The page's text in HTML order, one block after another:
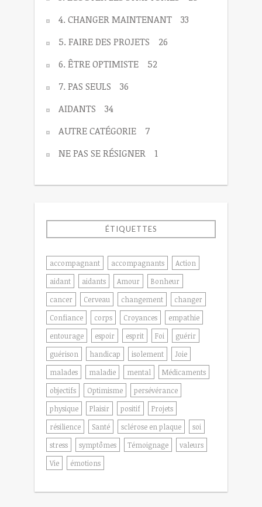
4. CHANGER MAINTENANT
33
5. FAIRE DES PROJETS
26
6. ÊTRE OPTIMISTE
52
7. PAS SEULS
36
AIDANTS
34
AUTRE CATÉGORIE
7
NE PAS SE RÉSIGNER
1
ÉTIQUETTES
accompagnant accompagnants
Action
aidant
aidants Amour
Bonheur
cancer
Cerveau changement
changer
Confiance
corps Croyances
empathie
entourage
espoir esprit Foi
guérir
guérison
handicap isolement
Joie
malades
maladie mental
Médicaments
objectifs
Optimisme
persévérance
physique
Plaisir positif
Projets
résilience
Santé sclérose en plaque
soi
stress
symptômes Témoignage
valeurs
Vie
émotions